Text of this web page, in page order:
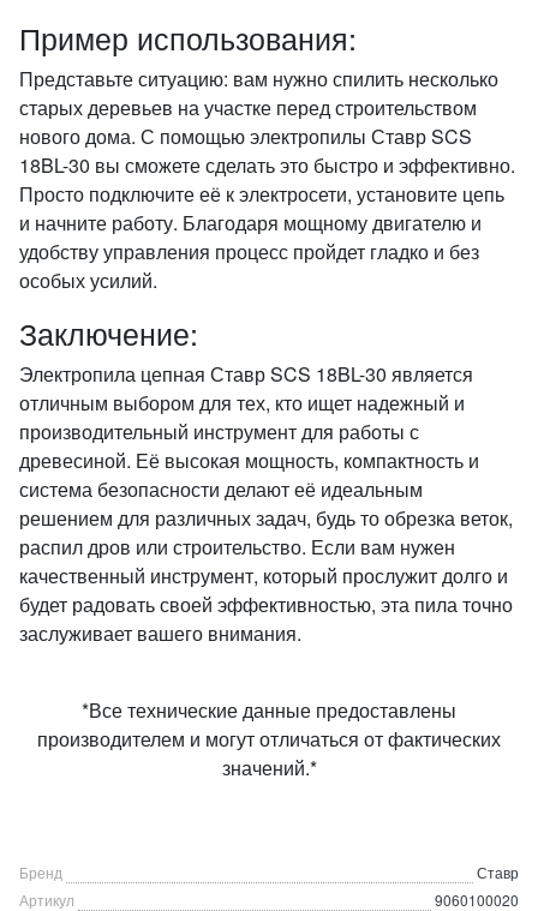
Пример использования:
Представьте ситуацию: вам нужно спилить несколько
старых деревьев на участке перед строительством
нового дома. С помощью электропилы Ставр SCS
18BL-30 вы сможете сделать это быстро и эффективно.
Просто подключите её к электросети, установите цепь
и начните работу. Благодаря мощному двигателю и
удобству управления процесс пройдет гладко и без
особых усилий.
Заключение:
Электропила цепная Ставр SCS 18BL-30 является
отличным выбором для тех, кто ищет надежный и
производительный инструмент для работы с
древесиной. Её высокая мощность, компактность и
система безопасности делают её идеальным
решением для различных задач, будь то обрезка веток,
распил дров или строительство. Если вам нужен
качественный инструмент, который прослужит долго и
будет радовать своей эффективностью, эта пила точно
заслуживает вашего внимания.
*Все технические данные предоставлены
производителем и могут отличаться от фактических
значений.*
Бренд
Ставр
Артикул
9060100020